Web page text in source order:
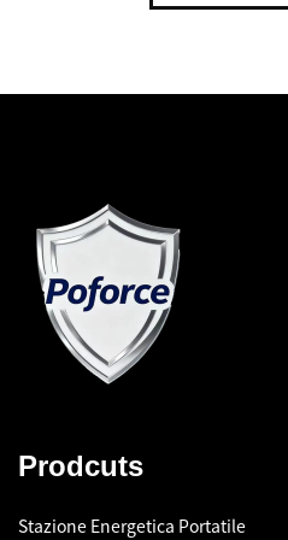
Prodcuts
Stazione Energetica Portatile